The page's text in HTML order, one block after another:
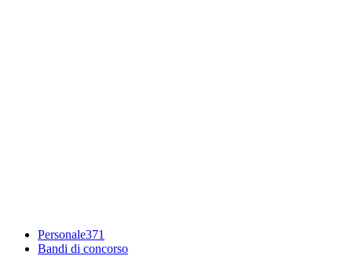
Personale371
Bandi di concorso